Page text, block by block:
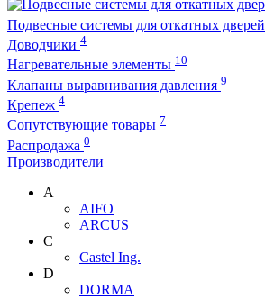
Подвесные системы для откатных дверей
Доводчики 4
Нагревательные элементы 10
Клапаны выравнивания давления 9
Крепеж 4
Сопутствующие товары 7
Распродажа 0
Производители
A
AIFO
ARCUS
C
Castel Ing.
D
DORMA